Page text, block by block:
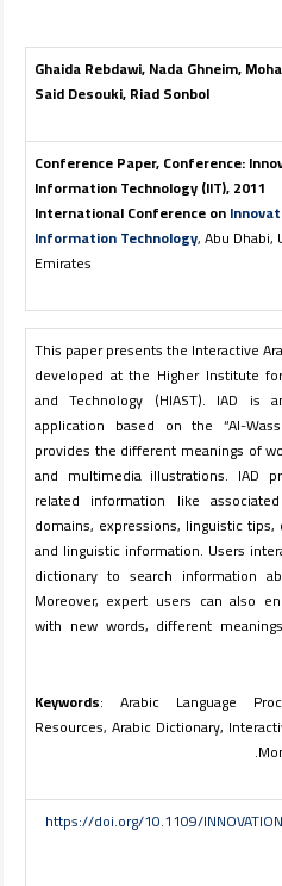
Ghaida Rebdawi, Nada Ghneim,
Said Desouki, Riad Sonbol
Conference Paper, Conference:
Information Technology (IIT), 2011
International Conference on
Information Technology, Abu Dhabi,
Emirates
This paper presents the Interactive
developed at the Higher Institute
and Technology (HIAST). IAD is
application based on the “Al-
provides the different meanings of
and multimedia illustrations. IAD
related information like
domains, expressions, linguistic
and linguistic information. Users
dictionary to search information
Moreover, expert users can also
with new words, different
Keywords: Arabic Language
Resources, Arabic Dictionary,
https://doi.org/10.1109/